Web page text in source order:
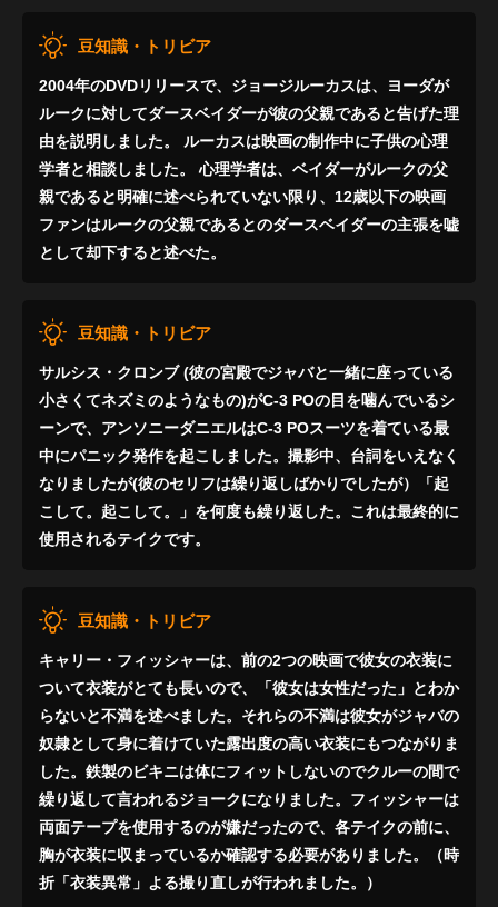
豆知識・トリビア
2004年のDVDリリースで、ジョージルーカスは、ヨーダが
ルークに対してダースベイダーが彼の父親であると告げた理
由を説明しました。 ルーカスは映画の制作中に子供の心理
学者と相談しました。 心理学者は、ベイダーがルークの父
親であると明確に述べられていない限り、12歳以下の映画
ファンはルークの父親であるとのダースベイダーの主張を嘘
として却下すると述べた。
豆知識・トリビア
サルシス・クロンブ (彼の宮殿でジャバと一緒に座っている
小さくてネズミのようなもの)がC-3 POの目を噛んでいるシ
ーンで、アンソニーダニエルはC-3 POスーツを着ている最
中にパニック発作を起こしました。撮影中、台詞をいえなく
なりましたが(彼のセリフは繰り返しばかりでしたが）「起
こして。起こして。」を何度も繰り返した。これは最終的に
使用されるテイクです。
豆知識・トリビア
キャリー・フィッシャーは、前の2つの映画で彼女の衣装に
ついて衣装がとても長いので、「彼女は女性だった」とわか
らないと不満を述べました。それらの不満は彼女がジャバの
奴隷として身に着けていた露出度の高い衣装にもつながりま
した。鉄製のビキニは体にフィットしないのでクルーの間で
繰り返して言われるジョークになりました。フィッシャーは
両面テープを使用するのが嫌だったので、各テイクの前に、
胸が衣装に収まっているか確認する必要がありました。（時
折「衣装異常」よる撮り直しが行われました。）